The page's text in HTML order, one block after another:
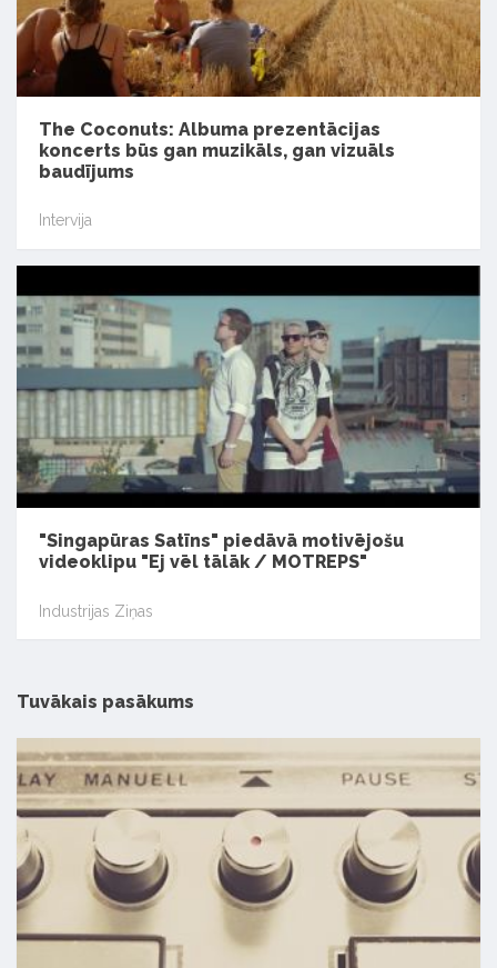
The Coconuts: Albuma prezentācijas
koncerts būs gan muzikāls, gan vizuāls
baudījums
Intervija
"Singapūras Satīns" piedāvā motivējošu
videoklipu "Ej vēl tālāk / MOTREPS"
Industrijas Ziņas
Tuvākais pasākums